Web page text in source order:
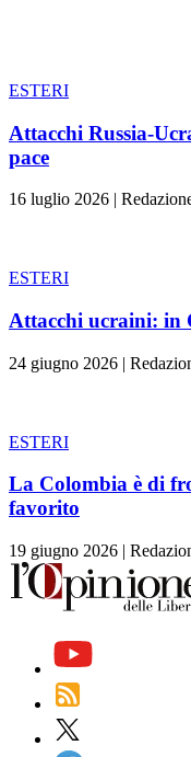
ESTERI
Attacchi Russia-
pace
16 luglio 2026 |
ESTERI
Attacchi ucraini: in
24 giugno 2026 |
ESTERI
La Colombia è di
favorito
19 giugno 2026 |